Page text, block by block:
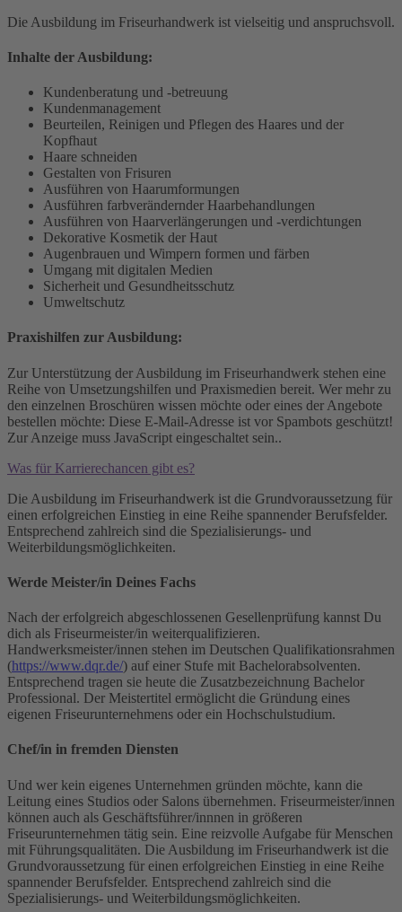
Die Ausbildung im Friseurhandwerk ist vielseitig und anspruchsvoll.
Inhalte der Ausbildung:
Kundenberatung und -betreuung
Kundenmanagement
Beurteilen, Reinigen und Pflegen des Haares und der
Kopfhaut
Haare schneiden
Gestalten von Frisuren
Ausführen von Haarumformungen
Ausführen farbverändernder Haarbehandlungen
Ausführen von Haarverlängerungen und -verdichtungen
Dekorative Kosmetik der Haut
Augenbrauen und Wimpern formen und färben
Umgang mit digitalen Medien
Sicherheit und Gesundheitsschutz
Umweltschutz
Praxishilfen zur Ausbildung:
Zur Unterstützung der Ausbildung im Friseurhandwerk stehen eine
Reihe von Umsetzungshilfen und Praxismedien bereit. Wer mehr zu
den einzelnen Broschüren wissen möchte oder eines der Angebote
bestellen möchte: Diese E-Mail-Adresse ist vor Spambots geschützt!
Zur Anzeige muss JavaScript eingeschaltet sein..
Was für Karrierechancen gibt es?
Die Ausbildung im Friseurhandwerk ist die Grundvoraussetzung für
einen erfolgreichen Einstieg in eine Reihe spannender Berufsfelder.
Entsprechend zahlreich sind die Spezialisierungs- und
Weiterbildungsmöglichkeiten.
Werde Meister/in Deines Fachs
Nach der erfolgreich abgeschlossenen Gesellenprüfung kannst Du
dich als Friseurmeister/in weiterqualifizieren.
Handwerksmeister/innen stehen im Deutschen Qualifikationsrahmen
(https://www.dqr.de/) auf einer Stufe mit Bachelorabsolventen.
Entsprechend tragen sie heute die Zusatzbezeichnung Bachelor
Professional. Der Meistertitel ermöglicht die Gründung eines
eigenen Friseurunternehmens oder ein Hochschulstudium.
Chef/in in fremden Diensten
Und wer kein eigenes Unternehmen gründen möchte, kann die
Leitung eines Studios oder Salons übernehmen. Friseurmeister/innen
können auch als Geschäftsführer/innnen in größeren
Friseurunternehmen tätig sein. Eine reizvolle Aufgabe für Menschen
mit Führungsqualitäten. Die Ausbildung im Friseurhandwerk ist die
Grundvoraussetzung für einen erfolgreichen Einstieg in eine Reihe
spannender Berufsfelder. Entsprechend zahlreich sind die
Spezialisierungs- und Weiterbildungsmöglichkeiten.